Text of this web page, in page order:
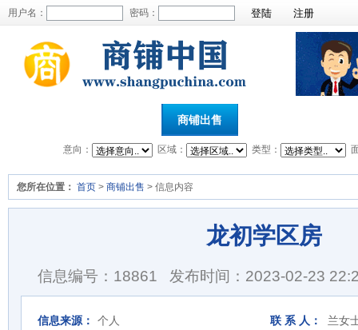
用户名： 密码：
商铺出售
意向： 区域： 类型：
您所在位置： 首页 > 商铺出售 > 信息内容
龙初学区房
信息编号：18861 发布时间：2023-02-23
信息来源： 个人 联 系 人：
兰女